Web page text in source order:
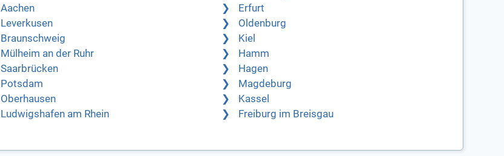
Aachen
Erfurt
Leverkusen
Oldenburg
Braunschweig
Kiel
Mülheim an der Ruhr
Hamm
Saarbrücken
Hagen
Potsdam
Magdeburg
Oberhausen
Kassel
Ludwigshafen am Rhein
Freiburg im Breisgau